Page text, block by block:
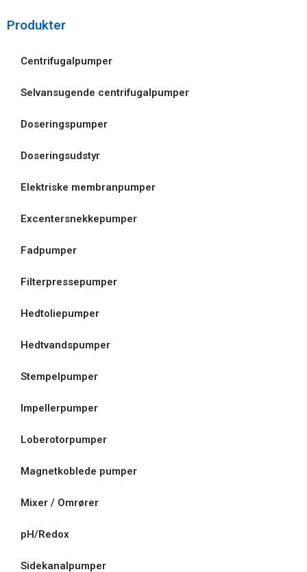
Produkter
Centrifugalpumper
Selvansugende centrifugalpumper
Doseringspumper
Doseringsudstyr
Elektriske membranpumper
Excentersnekkepumper
Fadpumper
Filterpressepumper
Hedtoliepumper
Hedtvandspumper
Stempelpumper
Impellerpumper
Loberotorpumper
Magnetkoblede pumper
Mixer / Omrører
pH/Redox
Sidekanalpumper